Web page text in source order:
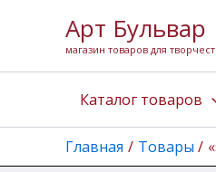
содержимому
Арт Бульвар
магазин товаров для
Каталог товаров
Главная Товары